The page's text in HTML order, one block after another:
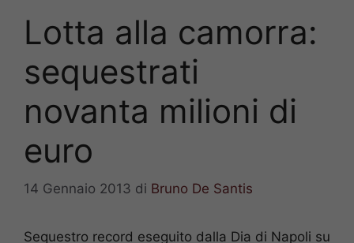
Lotta alla camorra:
sequestrati
novanta milioni di
euro
14 Gennaio 2013 di Bruno De Santis
Sequestro record eseguito dalla Dia di Napoli su